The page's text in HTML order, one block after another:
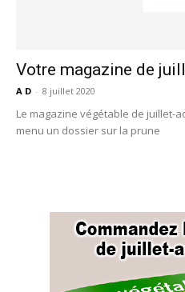
Votre magazine de
A D - 8 juillet 2020
Le magazine végétable de juillet-
menu un dossier sur la prune